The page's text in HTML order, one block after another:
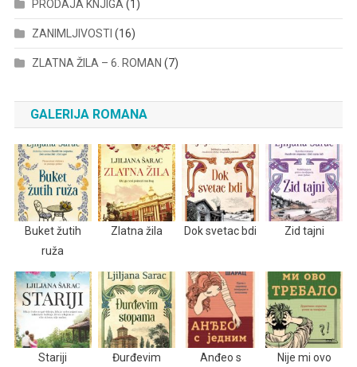
PRODAJA KNJIGA(1)
ZANIMLJIVOSTI (16)
ZLATNA ŽILA – 6. ROMAN (7)
GALERIJA ROMANA
Buket žutih
ruža
Zlatna žila Dok svetac bdi Zid tajni
Stariji
Đurđevim
Anđeo s
Nije mi ovo